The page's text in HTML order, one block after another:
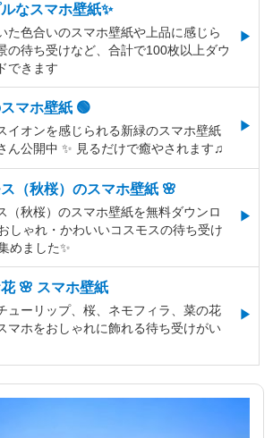
なスマホ壁紙✨
た色合いのスマホ壁紙や上品に感じら
の待ち受けなど、合計で100枚以上ダウ
できます
マホ壁紙 🟢
イオンを感じられる新緑のスマホ壁紙
ん公開中 ✨ 見るだけで癒やされます♫
（秋桜）のスマホ壁紙 🌸
（秋桜）のスマホ壁紙を無料ダウンロ
しゃれ・かわいいコスモスの待ち受け
めました✨️
🌸 スマホ壁紙
ューリップ、桜、ネモフィラ、菜の花
マホをおしゃれに飾れる待ち受けがい